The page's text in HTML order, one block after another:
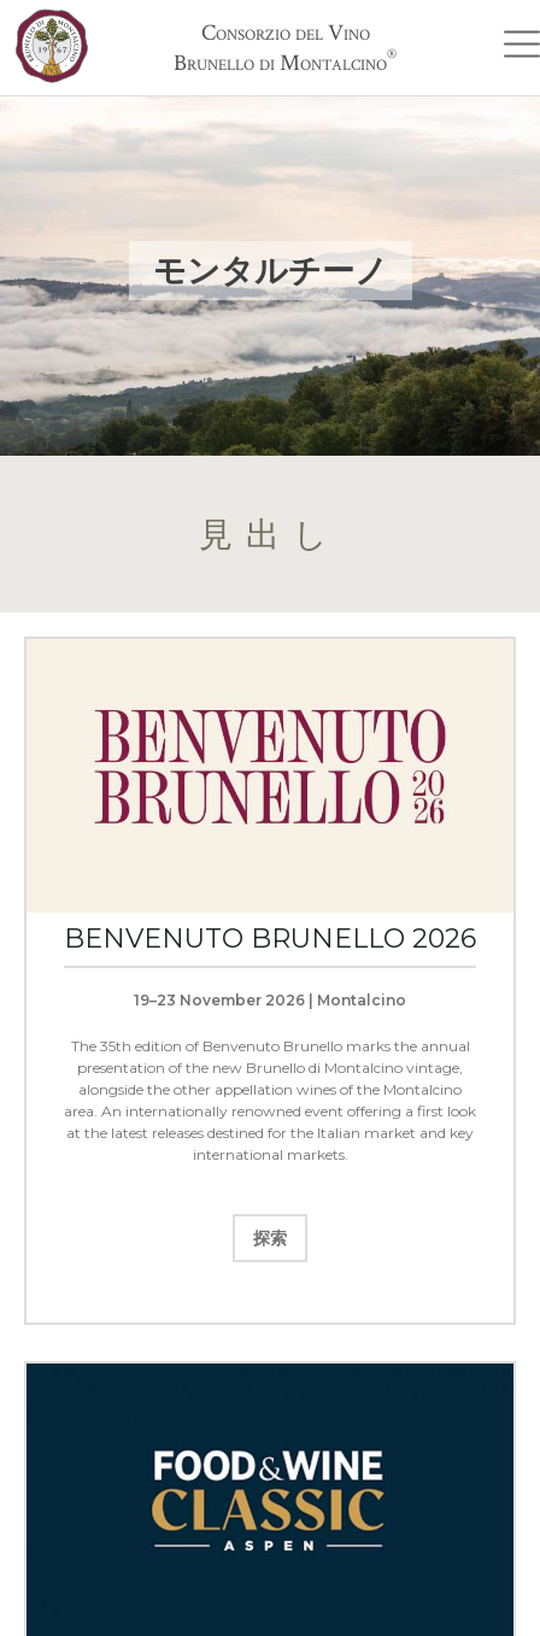
Consorzio del Vino
Brunello di Montalcino®
モンタルチーノ
見出し
BENVENUTO BRUNELLO 2026
19–23 November 2026 | Montalcino
The 35th edition of Benvenuto Brunello marks the annual
presentation of the new Brunello di Montalcino vintage,
alongside the other appellation wines of the Montalcino
area. An internationally renowned event offering a first look
at the latest releases destined for the Italian market and key
international markets.
探索